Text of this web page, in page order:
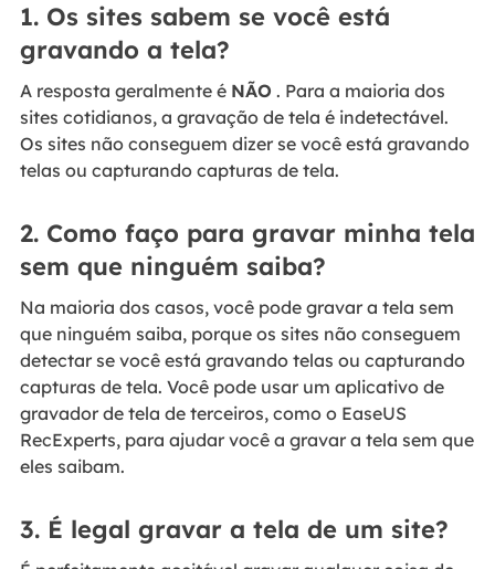
1. Os sites sabem se você está
gravando a tela?
A resposta geralmente é NÃO . Para a maioria dos
sites cotidianos, a gravação de tela é indetectável.
Os sites não conseguem dizer se você está gravando
telas ou capturando capturas de tela.
2. Como faço para gravar minha tela
sem que ninguém saiba?
Na maioria dos casos, você pode gravar a tela sem
que ninguém saiba, porque os sites não conseguem
detectar se você está gravando telas ou capturando
capturas de tela. Você pode usar um aplicativo de
gravador de tela de terceiros, como o EaseUS
RecExperts, para ajudar você a gravar a tela sem que
eles saibam.
3. É legal gravar a tela de um site?